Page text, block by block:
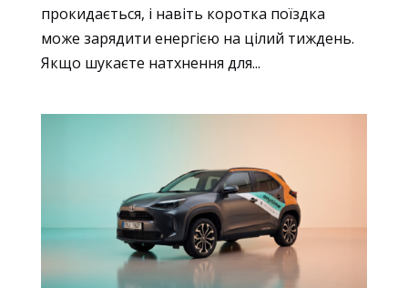
прокидається, і навіть коротка поїздка
може зарядити енергією на цілий тиждень.
Якщо шукаєте натхнення для...
zlepšovat
funkčnost
a
strukturu
toho, jak
se
webové
stránky
používají.